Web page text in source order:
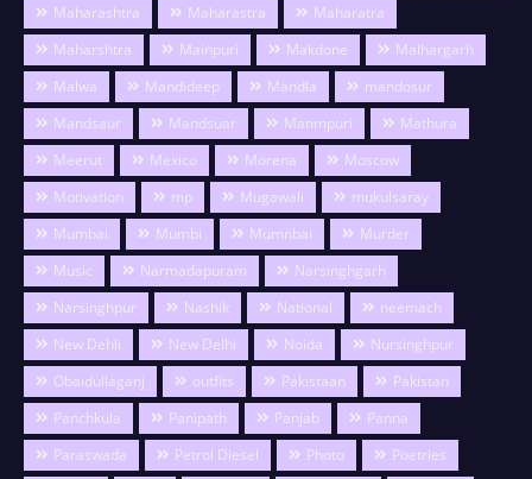
Maharashtra
Maharastra
Maharatra
Maharshtra
Mainpuri Makdone
Malhargarh
Malwa
Mandideep Mandla
mandosur
Mandsaur
Mandsuar Manmpuri
Mathura
Meerut
Mexico Morena
Moscow
Motivation
mp Mugawali
mukulsaray
Mumbai
Mumbi Mumnbai
Murder
Music
Narmadapuram
Narsinghgarh
Narsinghpur
Nashik National
neemach
New Dehli
New Delhi Noida
Nursinghpur
Obaidullaganj
outfits Pakistaan
Pakistan
Panchkula
Panipath Panjab
Panna
Paraswada
Petrol Diesel Photo
Poetries